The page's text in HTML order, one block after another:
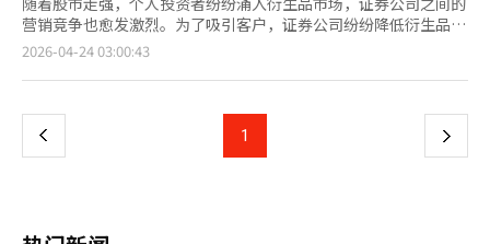
过提前或到期赎回实现收益的投资者，证券公司将特别告知其基础
资产和市场环境变化带来的风险，以避免其机械性地再投资于同一
产品。 产品说明资料也将改善，以便投资者更易理解。衍生产品
选项也将在摘要部分进行确认。 证券公司的内部控制也将得到加
强。高难度产品的自查周期将从每年一次缩短至每季度一次，董事
会报告频率将从每年一次增加至每半年一次。针对销售渠道或老年
接近通知等系统的改善工作，并与金融投资协会及证券公司保持密
国提出的价格下限和共同外部关税等市场干预方式存在温差。欧盟
和加拿大等国在价格稳定和投资扩展方面承认其必要性，但对过度
市场干预和进口来源限制表示担忧。因此，未来ATCM谈判中，价
格体系和关税体系将成为核心议题。由于矿物和各国的利益关系不
产业研究院指出，韩国正处于“加工核心矿物进口-衍生产品出
口”的所谓“夹心结构”中。加工核心矿物对中国等特定国家的依
赖度较高，而利用这些矿物生产的电池、材料和零部件等衍生产品
由于其波动性较大且常常使用杠杆，因此通常被视为攻击性投资心
理的指标。最近，随着KOSPI持续上涨，更多资金流入衍生市场以
押注进一步上涨。 ‘借贷投资（빚투）’的规模也被评估接近风险
警戒线。信用交易融资余额在4月底首次突破36兆韩元，目前仍维
票投资的金额，通常在牛市中投资者的投资心理强烈时迅速增加。
作为市场待用资金的投资者存款也在5月7日增加至137兆韩元，创
营销竞争也愈发激烈。为了吸引客户，证券公司纷纷降低衍生品手
续费并提供购物券等优惠活动。专家警告称，一旦市场转向，个人
场的竞争日趋激烈。A证券公司宣布，将为国内期货和期权交易客
券。B证券公司则向新客户和休眠客户提供加油券、现金和手续费
优惠券，吸引首次交易。C证券公司则承诺完成教育课程后给予现
比前一年增长13.8%。同期，信用交易利息收入也从2.8626万亿韩
2026-04-24 03:00:43
上
页
1 下